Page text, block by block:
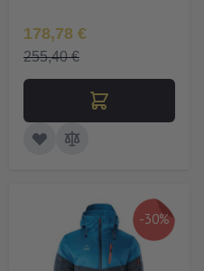
Īpaša Cena
178,78 €
255,40 €
-30%